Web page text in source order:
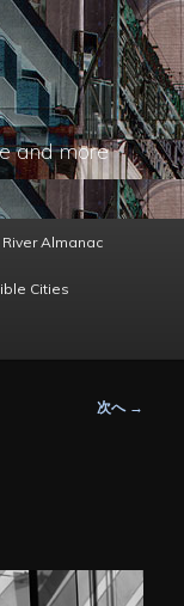
and more
Almanac
Cities
次へ →